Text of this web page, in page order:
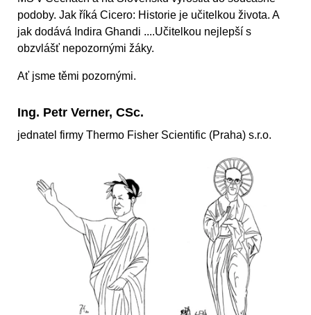
podoby. Jak říká Cicero: Historie je učitelkou života. A
jak dodává Indira Ghandi ....Učitelkou nejlepší s
obzvlášť nepozornými žáky.
Ať jsme těmi pozornými.
Ing. Petr Verner, CSc.
jednatel firmy Thermo Fisher Scientific (Praha) s.r.o.